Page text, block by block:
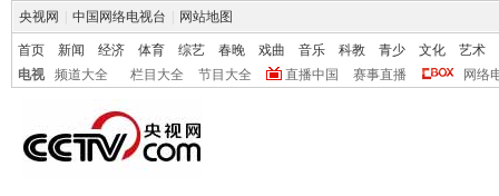
央视网 中国网络电视台 网站地图
首页 新闻 经济 体育 综艺 春晚 戏曲 音乐 科教 青少 文化
艺术
电视
频道大全 栏目大全 节目大全 直播中国 赛事直播 网络